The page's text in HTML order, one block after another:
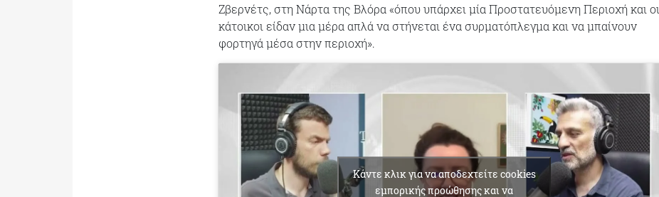
Ζβερνέτς, στη Νάρτα της Βλόρα «όπου υπάρχει μία Προστατευόμενη Περιοχή και οι
κάτοικοι είδαν μια μέρα απλά να στήνεται ένα συρματόπλεγμα και να μπαίνουν
φορτηγά μέσα στην περιοχή».
Κάντε κλικ για να αποδεχτείτε cookies
εμπορικής προώθησης και να